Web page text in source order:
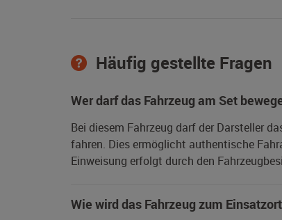
Häufig gestellte Fragen
Wer darf das Fahrzeug am Set
Bei diesem Fahrzeug darf der Darsteller
fahren. Dies ermöglicht authentische
Einweisung erfolgt durch den
Wie wird das Fahrzeug zum